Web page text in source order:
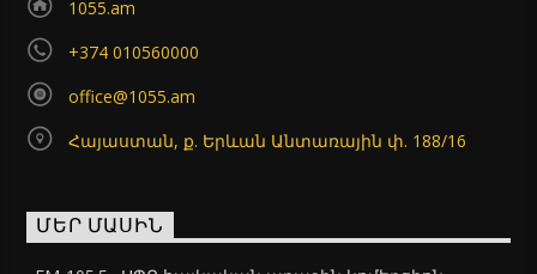
1055.am
+374 010560000
office@1055.am
Հայաստան, ք. Երևան Անտառային փ. 188/16
ՄԵՐ ՄԱՍԻՆ